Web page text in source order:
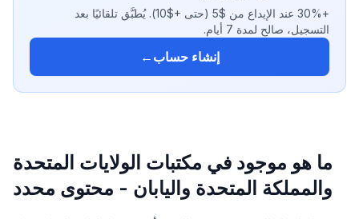
+30% عند الإيداع من $5 (حتى +$10). يُطبَّق تلقائيًا بعد
التسجيل، صالح لمدة 7 أيام.
إنشاء حساب ←
ما هو موجود في مكتبات الولايات المتحدة
والمملكة المتحدة واليابان - محتوى محدد